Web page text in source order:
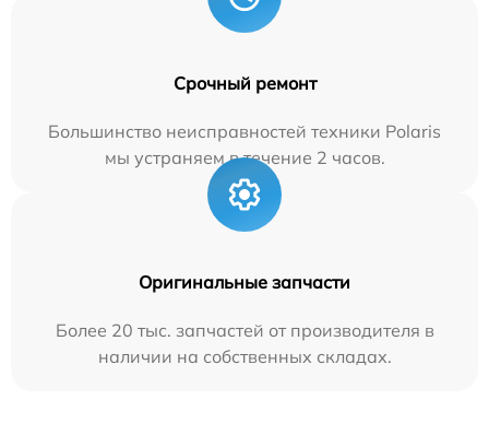
Срочный ремонт
Большинство неисправностей техники Polaris
мы устраняем в течение 2 часов.
Оригинальные запчасти
Более 20 тыс. запчастей от производителя в
наличии на собственных складах.